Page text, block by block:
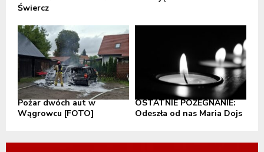
Świercz
Pożar dwóch aut w
Wągrowcu [FOTO]
OSTATNIE POŻEGNANIE:
Odeszła od nas Maria Dojs